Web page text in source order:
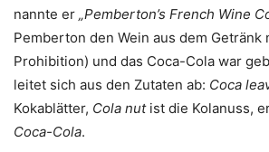
nannte er „Pemberton’s French Wine
Pemberton den Wein aus dem
Prohibition) und das Coca-Cola war
leitet sich aus den Zutaten ab: Coca
Kokablätter, Cola nutist die Kolanuss,
Coca-Cola.